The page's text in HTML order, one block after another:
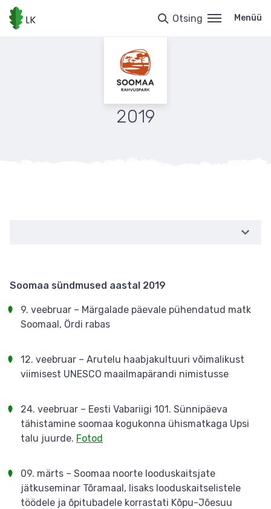
Liigu
edasi
põhisisu
Otsing Menüü
2019
Soomaa sündmused aastal 2019
9. veebruar – Märgalade päevale pühendatud matk
Soomaal, Ördi rabas
12. veebruar – Arutelu haabjakultuuri võimalikust
viimisest UNESCO maailmapärandi nimistusse
24. veebruar – Eesti Vabariigi 101. Sünnipäeva
tähistamine soomaa kogukonna ühismatkaga Upsi
talu juurde. Fotod
09. märts – Soomaa noorte looduskaitsjate
jätkuseminar Tõramaal, lisaks looduskaitselistele
töödele ja õpitubadele korrastati Kõpu-Jõesuu